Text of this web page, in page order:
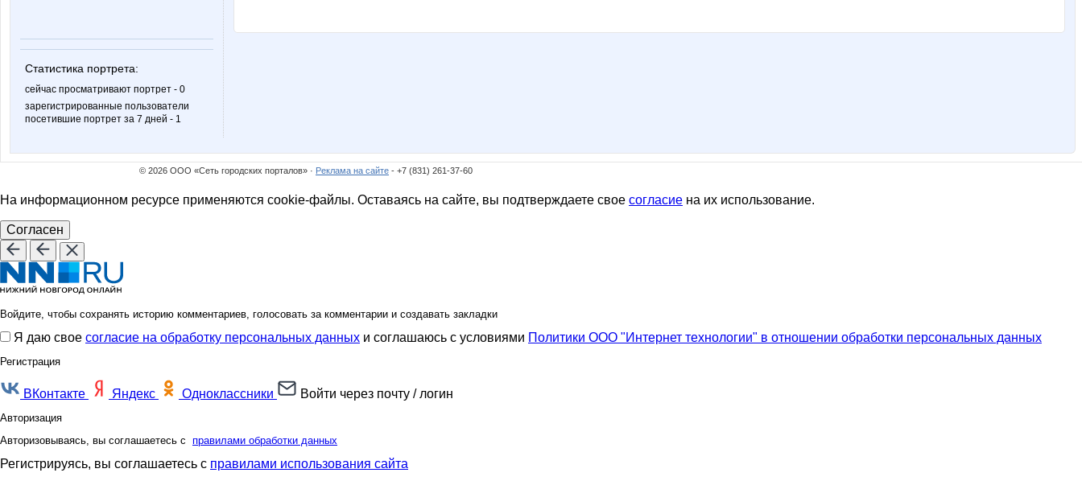
Статистика портрета:
сейчас просматривают портрет - 0
зарегистрированные пользователи
посетившие портрет за 7 дней - 1
© 2026 ООО «Сеть городских порталов» · Реклама на сайте - +7 (831) 261-37-60
На информационном ресурсе применяются cookie-файлы. Оставаясь на сайте, вы подтверждаете свое согласие на их использование.
Согласен
Войдите, чтобы сохранять историю комментариев, голосовать за комментарии и создавать закладки
Я даю свое согласие на обработку персональных данных и соглашаюсь с условиями Политики ООО "Интернет технологии" в отношении обработки персональных данных
Регистрация
ВКонтакте Яндекс Одноклассники Войти через почту / логин
Авторизация
Авторизовываясь, вы соглашаетесь с правилами обработки данных
Регистрируясь, вы соглашаетесь с правилами использования сайта